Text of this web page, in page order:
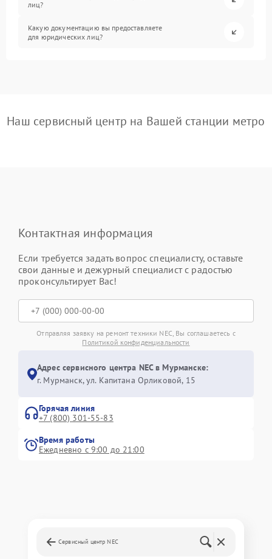
лиц?
Какую документацию вы предоставляете
для юридических лиц?
Наш сервисный центр на Вашей станции метро
Контактная информация
Если требуется задать вопрос специалисту, оставьте
свои данные и дежурный специалист с радостью
проконсультирует Вас!
Отправляя заявку на ремонт техники NEC, Вы соглашаетесь с
Политикой конфиденциальности
Адрес сервисного центра NEC в Мурманске:
г. Мурманск, ул. Капитана Орликовой, 15
Горячая линия
+7 (800) 301-55-83
Время работы
Ежедневно с 9:00 до 21:00
Сервисный центр NEC